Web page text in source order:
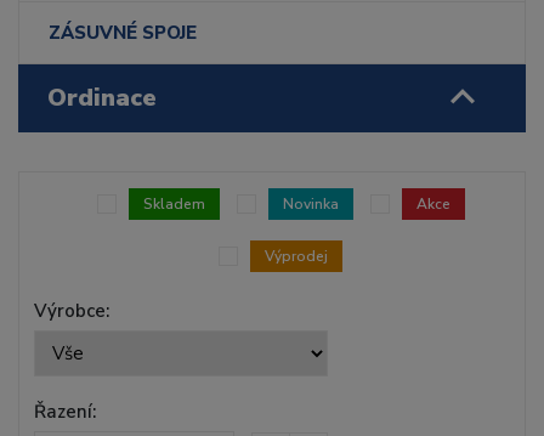
ZÁSUVNÉ SPOJE
Ordinace
Výrobce:
Skladem Novinka Akce
Výprodej
Řazení: